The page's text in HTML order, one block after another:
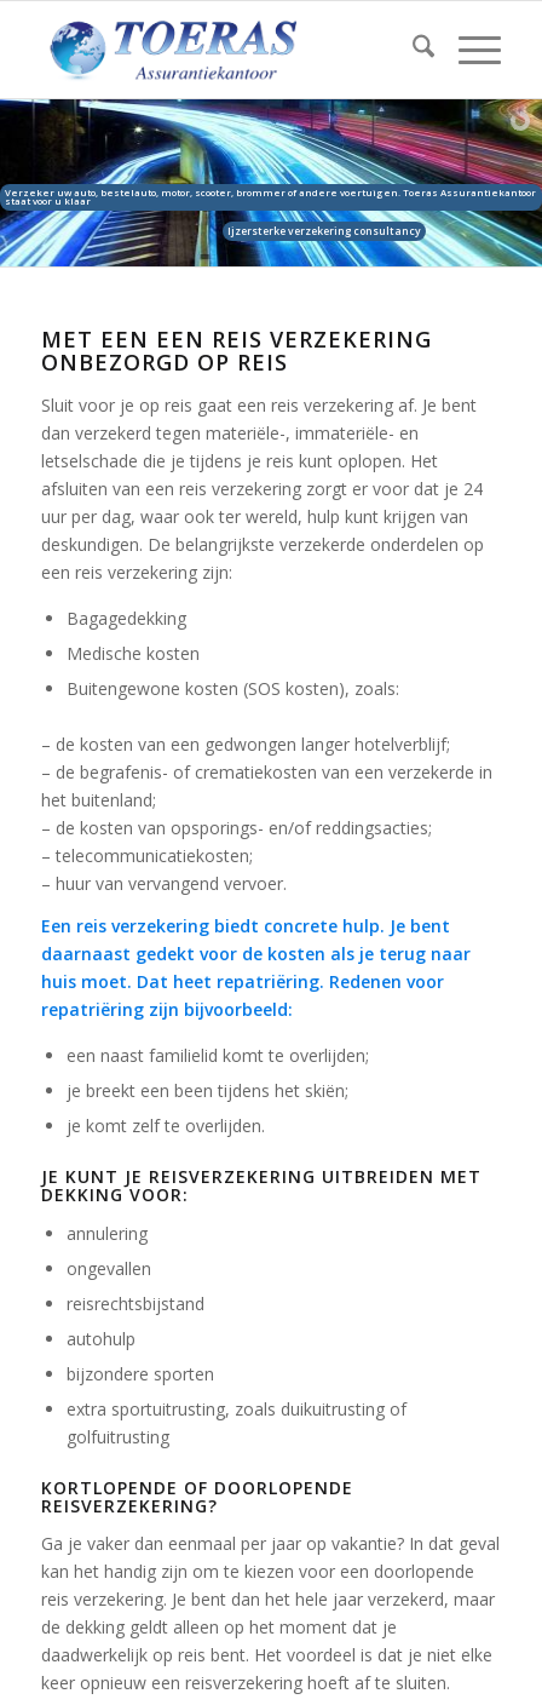
Ijzersterke verzekering consultancy
Verzeker uw auto, bestelauto, motor, scooter, brommer of andere voertuigen. Toeras Assurantiekantoor
staat voor u klaar
MET EEN EEN REIS VERZEKERING
ONBEZORGD OP REIS
Sluit voor je op reis gaat een reis verzekering af. Je bent
dan verzekerd tegen materiële-, immateriële- en
letselschade die je tijdens je reis kunt oplopen. Het
afsluiten van een reis verzekering zorgt er voor dat je 24
uur per dag, waar ook ter wereld, hulp kunt krijgen van
deskundigen. De belangrijkste verzekerde onderdelen op
een reis verzekering zijn:
Bagagedekking
Medische kosten
Buitengewone kosten (SOS kosten), zoals:
– de kosten van een gedwongen langer hotelverblijf;
– de begrafenis- of crematiekosten van een verzekerde in
het buitenland;
– de kosten van opsporings- en/of reddingsacties;
– telecommunicatiekosten;
– huur van vervangend vervoer.
Een reis verzekering biedt concrete hulp. Je bent
daarnaast gedekt voor de kosten als je terug naar
huis moet. Dat heet repatriëring. Redenen voor
repatriëring zijn bijvoorbeeld:
een naast familielid komt te overlijden;
je breekt een been tijdens het skiën;
je komt zelf te overlijden.
JE KUNT JE REISVERZEKERING UITBREIDEN MET
DEKKING VOOR:
annulering
ongevallen
reisrechtsbijstand
autohulp
bijzondere sporten
extra sportuitrusting, zoals duikuitrusting of
golfuitrusting
KORTLOPENDE OF DOORLOPENDE
REISVERZEKERING?
Ga je vaker dan eenmaal per jaar op vakantie? In dat geval
kan het handig zijn om te kiezen voor een doorlopende
reis verzekering. Je bent dan het hele jaar verzekerd, maar
de dekking geldt alleen op het moment dat je
daadwerkelijk op reis bent. Het voordeel is dat je niet elke
keer opnieuw een reisverzekering hoeft af te sluiten.